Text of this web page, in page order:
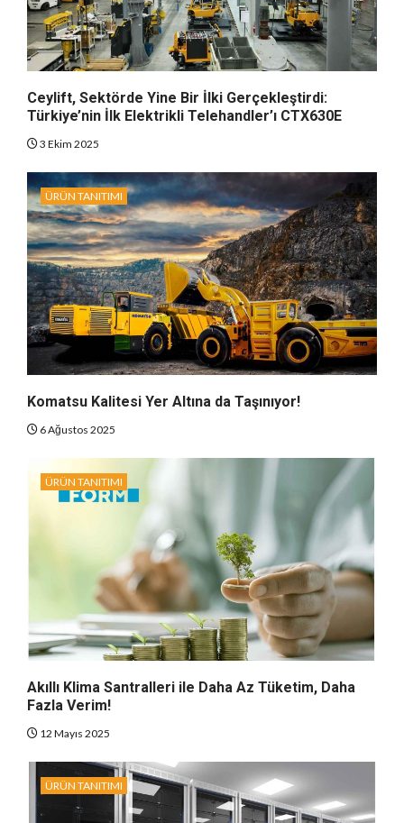
Ceylift, Sektörde Yine Bir İlki Gerçekleştirdi:
Türkiye’nin İlk Elektrikli Telehandler’ı CTX630E
3 Ekim 2025
ÜRÜN TANITIMI
Komatsu Kalitesi Yer Altına da Taşınıyor!
6 Ağustos 2025
ÜRÜN TANITIMI
Akıllı Klima Santralleri ile Daha Az Tüketim, Daha
Fazla Verim!
12 Mayıs 2025
ÜRÜN TANITIMI